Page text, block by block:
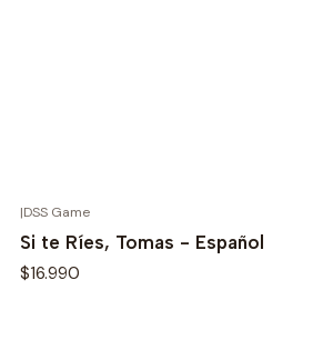
|DSS Game
Si te Ríes, Tomas - Español
$16.990